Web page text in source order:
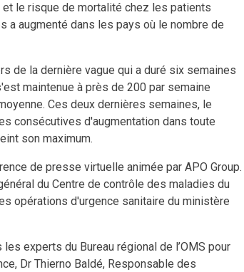
le risque de mortalité chez les patients
a augmenté dans les pays où le nombre de
de la dernière vague qui a duré six semaines
maintenue à près de 200 par semaine
Ces deux dernières semaines, le
consécutives d'augmentation dans toute
son maximum.
de presse virtuelle animée par APO Group.
du Centre de contrôle des maladies du
opérations d'urgence sanitaire du ministère
experts du Bureau régional de l’OMS pour
Dr Thierno Baldé, Responsable des